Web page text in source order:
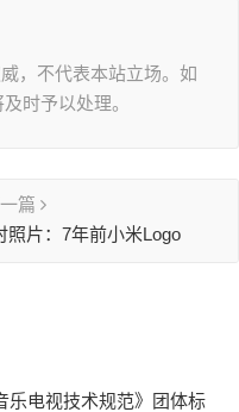
，不代表本站立场。如
时予以处理。
篇
照片：7年前小米Logo
乐电视技术规范》团体标